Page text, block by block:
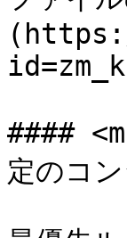
####
定のコ